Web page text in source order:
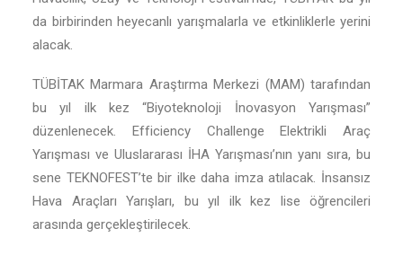
da birbirinden heyecanlı yarışmalarla ve etkinliklerle yerini
alacak.
TÜBİTAK Marmara Araştırma Merkezi (MAM) tarafından
bu yıl ilk kez “Biyoteknoloji İnovasyon Yarışması”
düzenlenecek. Efficiency Challenge Elektrikli Araç
Yarışması ve Uluslararası İHA Yarışması’nın yanı sıra, bu
sene TEKNOFEST’te bir ilke daha imza atılacak. İnsansız
Hava Araçları Yarışları, bu yıl ilk kez lise öğrencileri
arasında gerçekleştirilecek.